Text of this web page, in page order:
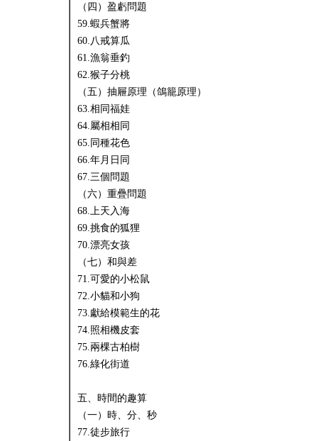
（四）盈虧問題
59.蝦兵蟹將
60.八戒算瓜
61.漁翁垂釣
62.猴子分桃
（五）抽屜原理（鴿籠原理）
63.相同福娃
64.屬相相同
65.同種花色
66.年月日同
67.三個問題
（六）重疊問題
68.上天入海
69.挑食的狐狸
70.漂亮女孩
（七）和與差
71.可愛的小松鼠
72.小貓和小狗
73.獻給模範生的花
74.照相機皮套
75.兩棵古柏樹
76.綠化街道
五、時間的趣算
（一）時、分、秒
77.徒步旅行